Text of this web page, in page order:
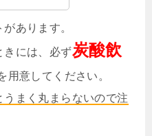
あります。
きには、必ず炭酸飲
用意してください。
まく丸まらないので注